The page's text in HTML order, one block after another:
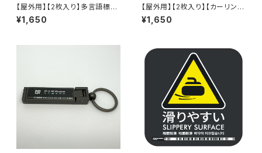
【屋外用】【2枚入り】多言語標識
「受付（グレー）」- 150x150m
m/5言語/スマホ連携 駅も手掛
¥1,650
【屋外用】【2枚入り】【カーリング
版】多言語標識「滑りやすい
（白）」- 150x150mm/5言語/新
カー - GDC-200000021176
¥1,650